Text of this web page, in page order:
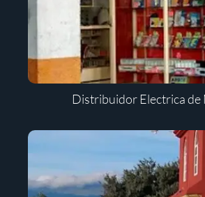
Distribuidor Electrica de